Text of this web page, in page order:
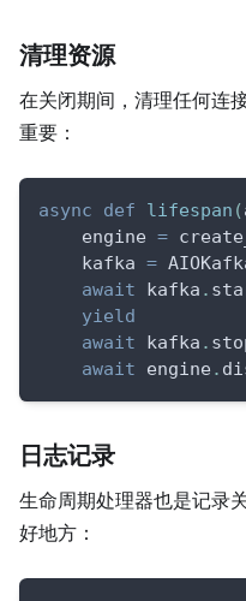
清理资源
在关闭期间，清理任何连
重要：
async def lifespan (
    engine
=
    kafka
=
await kafka .
yield
await kafka .
await engine .
日志记录
生命周期处理器也是记录
好地方：